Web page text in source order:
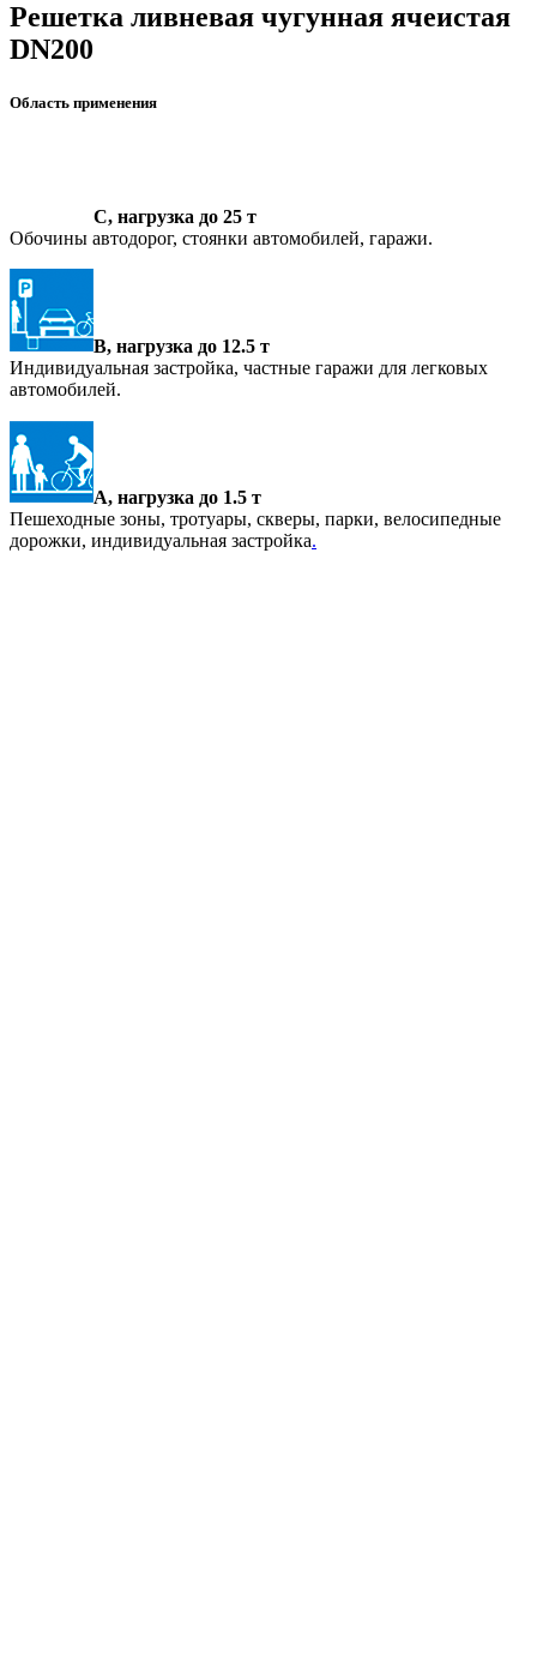
Решетка ливневая чугунная ячеистая
DN200
Область применения
C, нагрузка до 25 т
Обочины автодорог, стоянки автомобилей, гаражи.
B, нагрузка до 12.5 т
Индивидуальная застройка, частные гаражи для легковых
автомобилей.
A, нагрузка до 1.5 т
Пешеходные зоны, тротуары, скверы, парки, велосипедные
дорожки, индивидуальная застройка.